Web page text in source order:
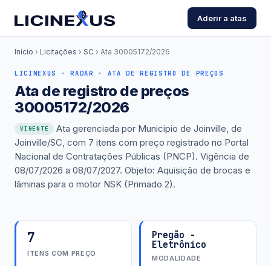
Aderir a atas
Início › Licitações › SC › Ata 30005172/2026
LICINEXUS · RADAR · ATA DE REGISTRO DE PREÇOS
Ata de registro de preços
30005172/2026
VIGENTE
Ata gerenciada por Municipio de Joinville, de
Joinville/SC, com 7 itens com preço registrado no Portal
Nacional de Contratações Públicas (PNCP). Vigência de
08/07/2026 a 08/07/2027. Objeto: Aquisição de brocas e
lâminas para o motor NSK (Primado 2).
7
ITENS COM PREÇO
Pregão -
Eletrônico
MODALIDADE